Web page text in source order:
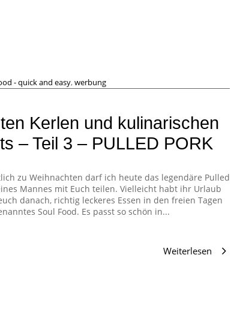
- quick and easy,werbung
Kerlen und kulinarischen
– Teil 3 – PULLED PORK
zu Weihnachten darf ich heute das legendäre Pulled
Mannes mit Euch teilen. Vielleicht habt ihr Urlaub
danach, richtig leckeres Essen in den freien Tagen
Soul Food. Es passt so schön in...
Weiterlesen